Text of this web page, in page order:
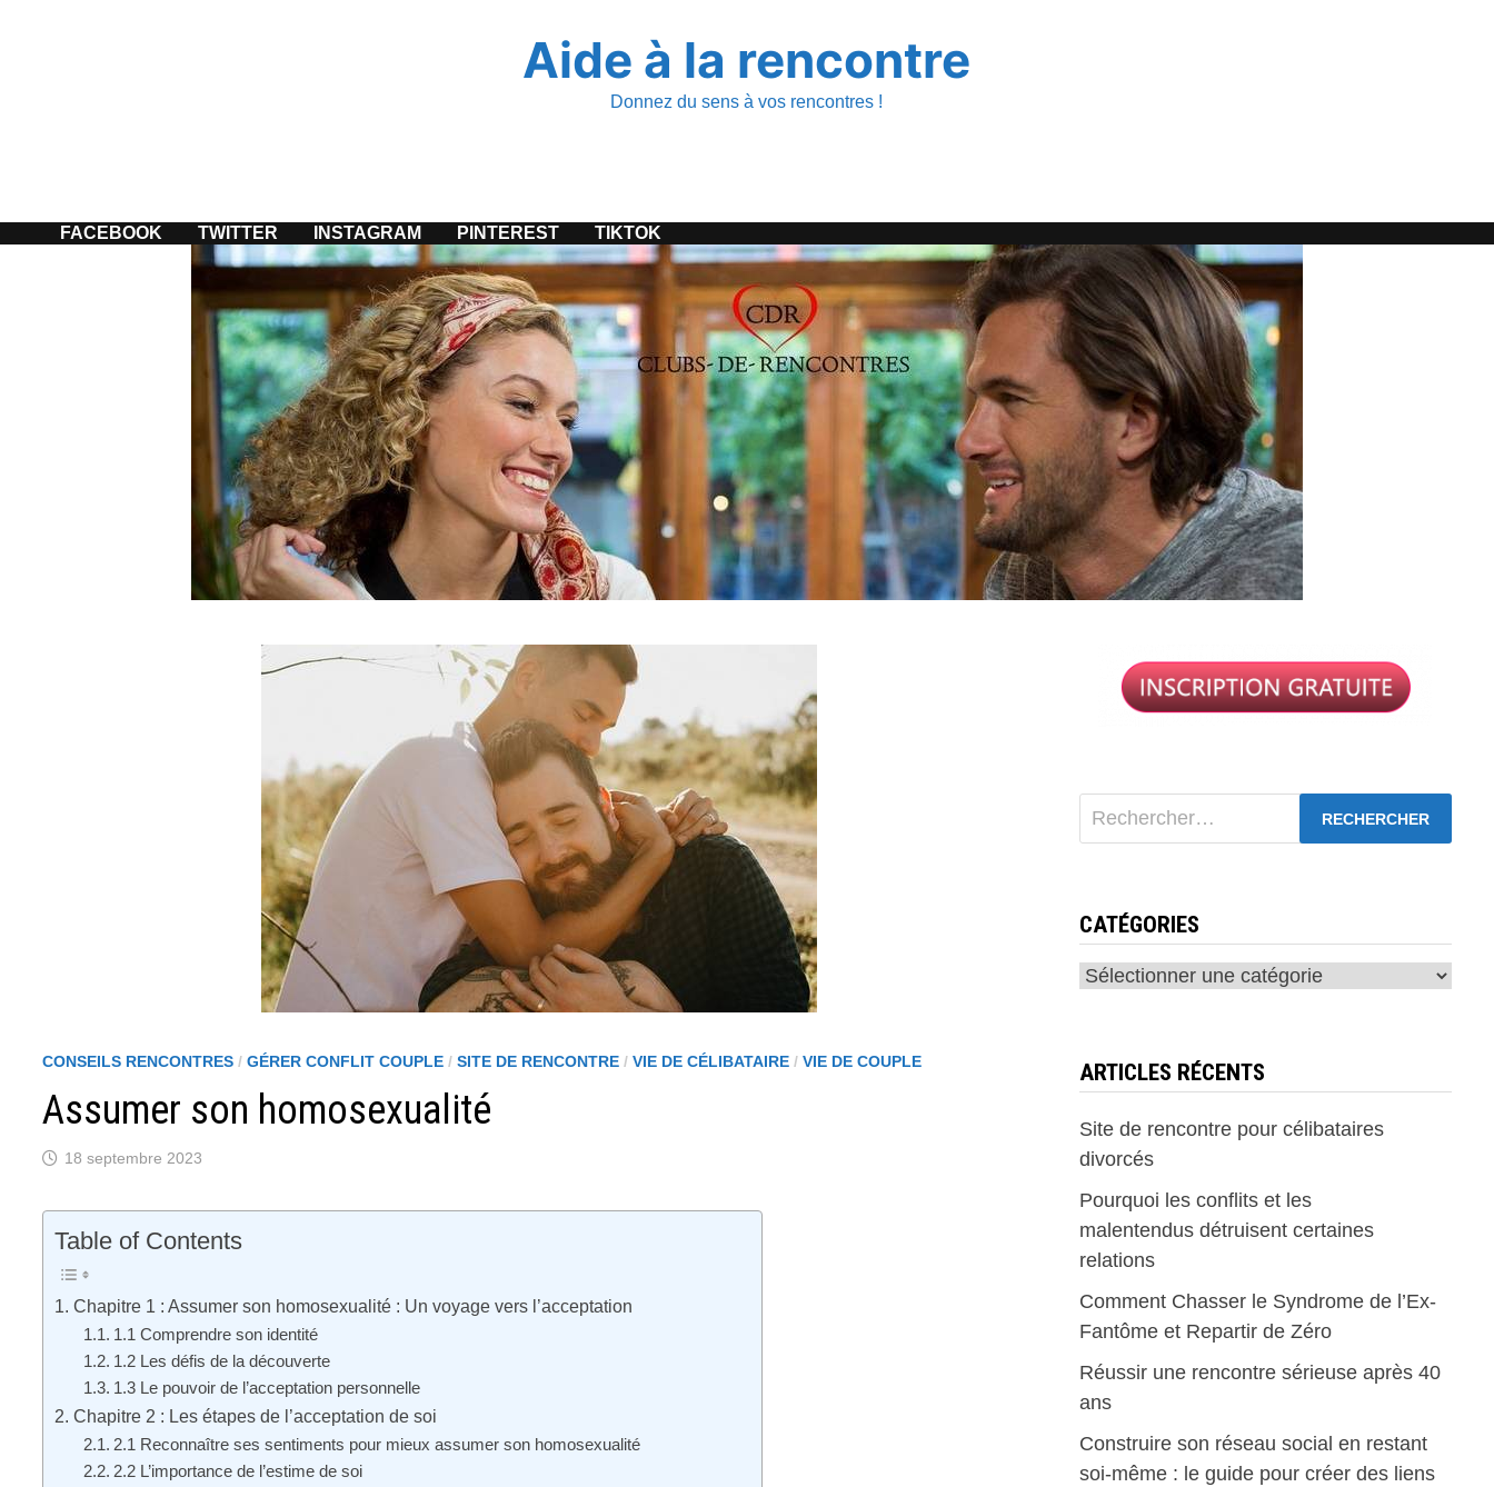
Aide à la rencontre
Donnez du sens à vos rencontres !
FACEBOOK TWITTER INSTAGRAM PINTEREST TIKTOK
CONSEILS RENCONTRES /GÉRER CONFLIT COUPLE /SITE DE RENCONTRE /VIE DE CÉLIBATAIRE /VIE DE COUPLE
Assumer son homosexualité
18 septembre 2023
Table of Contents
Chapitre 1 : Assumer son homosexualité : Un voyage vers l’acceptation
1.1 Comprendre son identité
1.2 Les défis de la découverte
1.3 Le pouvoir de l’acceptation personnelle
Chapitre 2 : Les étapes de l’acceptation de soi
2.1 Reconnaître ses sentiments pour mieux assumer son homosexualité
2.2 L’importance de l’estime de soi
Rechercher :
CATÉGORIES
Catégories
ARTICLES RÉCENTS
Site de rencontre pour célibataires
divorcés
Pourquoi les conflits et les
malentendus détruisent certaines
relations
Comment Chasser le Syndrome de l’Ex-
Fantôme et Repartir de Zéro
Réussir une rencontre sérieuse après 40
ans
Construire son réseau social en restant
soi-même : le guide pour créer des liens